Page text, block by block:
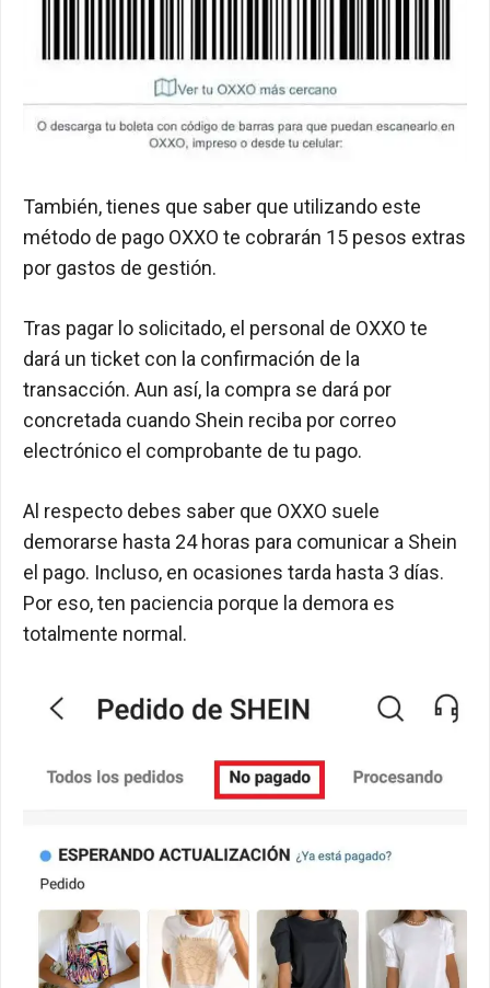
También, tienes que saber que utilizando este
método de pago OXXO te cobrarán 15 pesos extras
por gastos de gestión.
Tras pagar lo solicitado, el personal de OXXO te
dará un ticket con la confirmación de la
transacción. Aun así, la compra se dará por
concretada cuando Shein reciba por correo
electrónico el comprobante de tu pago.
Al respecto debes saber que OXXO suele
demorarse hasta 24 horas para comunicar a Shein
el pago. Incluso, en ocasiones tarda hasta 3 días.
Por eso, ten paciencia porque la demora es
totalmente normal.